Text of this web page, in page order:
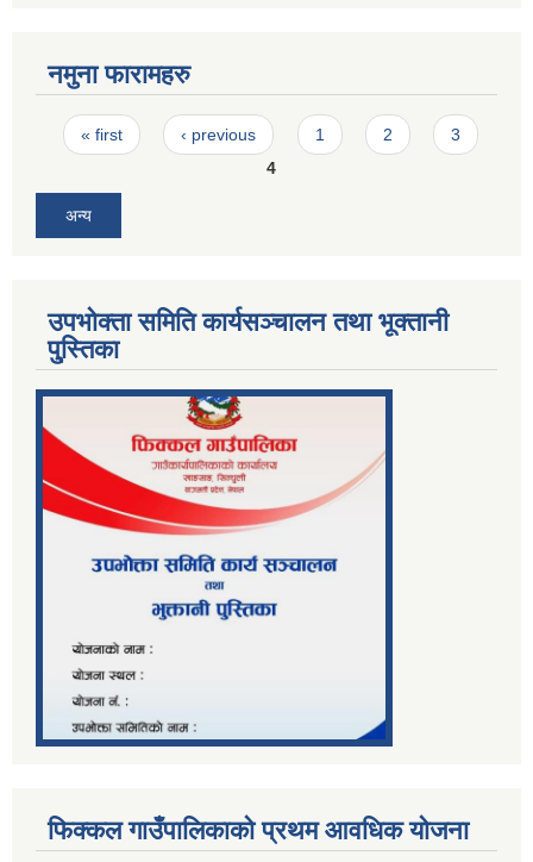
नमुना फारामहरु
Pages
« first ‹ previous 1 2
3
4
अन्य
उपभोक्ता समिति कार्यसञ्चालन तथा भूक्तानी
पु्स्तिका
फिक्कल गाउँपालिकाको प्रथम आवधिक योजना